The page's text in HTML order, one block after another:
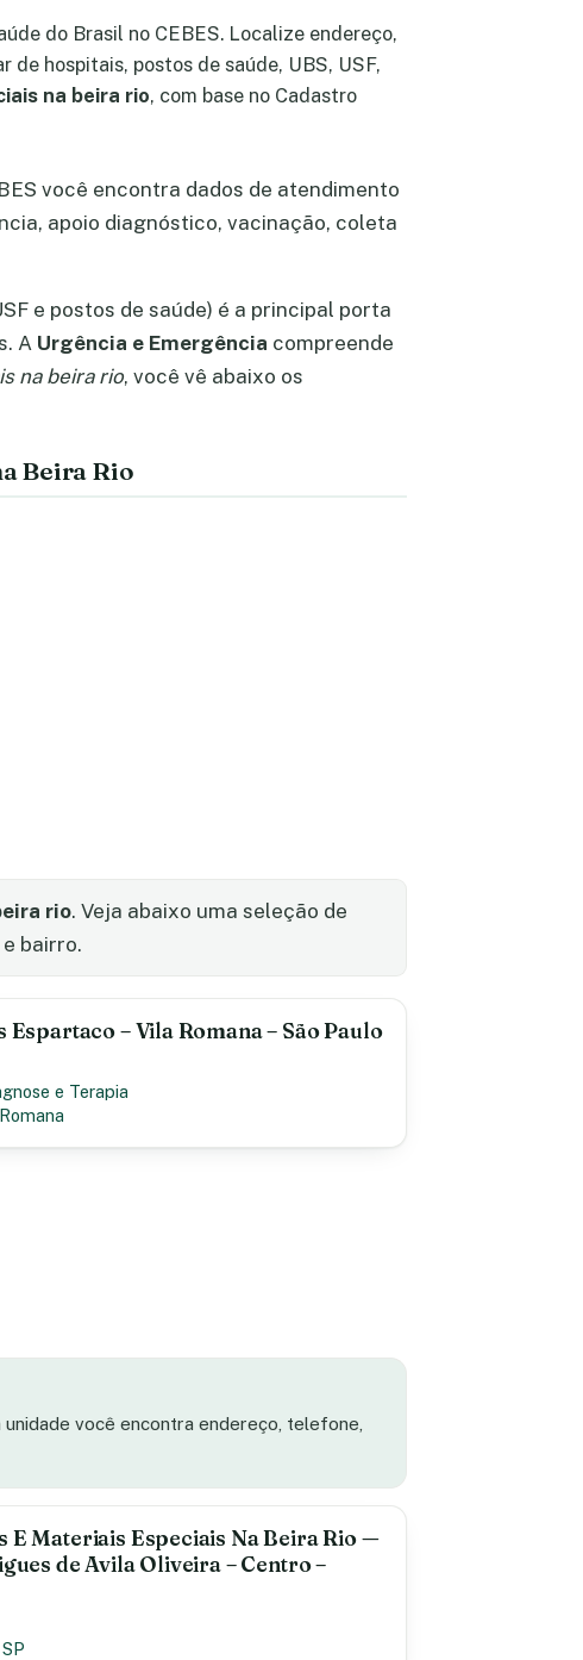
do Brasil no CEBES. Localize endereço,
hospitais, postos de saúde, UBS, USF,
na beira rio, com base no Cadastro
você encontra dados de atendimento
apoio diagnóstico, vacinação, coleta
e postos de saúde) é a principal porta
A Urgência e Emergência compreende
na beira rio, você vê abaixo os
Beira Rio
rio. Veja abaixo uma seleção de
bairro.
– Vila Romana – São Paulo
e Terapia
você encontra endereço, telefone,
E Materiais Especiais Na Beira Rio —
de Avila Oliveira – Centro –
SP